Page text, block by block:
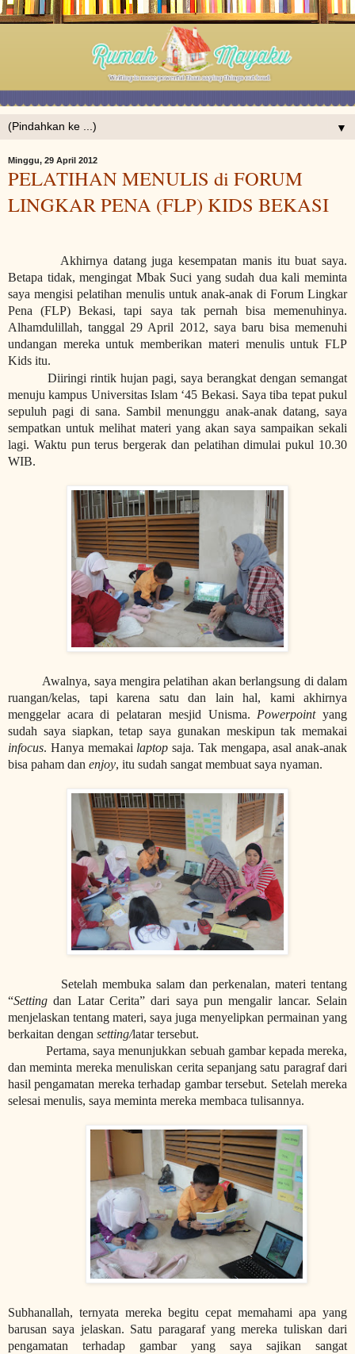
▼
Minggu, 29 April 2012
PELATIHAN MENULIS di FORUM
LINGKAR PENA (FLP) KIDS BEKASI
Akhirnya datang juga kesempatan manis itu buat saya.
Betapa tidak, mengingat Mbak Suci yang sudah dua kali meminta
saya mengisi pelatihan menulis untuk anak-anak di Forum Lingkar
Pena (FLP) Bekasi, tapi saya tak pernah bisa memenuhinya.
Alhamdulillah, tanggal 29 April 2012, saya baru bisa memenuhi
undangan mereka untuk memberikan materi menulis untuk FLP
Kids itu.
Diiringi rintik hujan pagi, saya berangkat dengan semangat
menuju kampus Universitas Islam ‘45 Bekasi. Saya tiba tepat pukul
sepuluh pagi di sana. Sambil menunggu anak-anak datang, saya
sempatkan untuk melihat materi yang akan saya sampaikan sekali
lagi. Waktu pun terus bergerak dan pelatihan dimulai pukul 10.30
WIB.
Awalnya, saya mengira pelatihan akan berlangsung di dalam
ruangan/kelas, tapi karena satu dan lain hal, kami akhirnya
menggelar acara di pelataran mesjid Unisma. Powerpointyang
sudah saya siapkan, tetap saya gunakan meskipun tak memakai
infocus. Hanya memakai laptop saja. Tak mengapa, asal anak-anak
bisa paham dan enjoy, itu sudah sangat membuat saya nyaman.
Setelah membuka salam dan perkenalan, materi tentang
“Setting dan Latar Cerita” dari saya pun mengalir lancar. Selain
menjelaskan tentang materi, saya juga menyelipkan permainan yang
berkaitan dengan setting/latar tersebut.
Pertama, saya menunjukkan sebuah gambar kepada mereka,
dan meminta mereka menuliskan cerita sepanjang satu paragraf dari
hasil pengamatan mereka terhadap gambar tersebut. Setelah mereka
selesai menulis, saya meminta mereka membaca tulisannya.
Subhanallah, ternyata mereka begitu cepat memahami apa yang
barusan saya jelaskan. Satu paragaraf yang mereka tuliskan dari
pengamatan terhadap gambar yang saya sajikan sangat